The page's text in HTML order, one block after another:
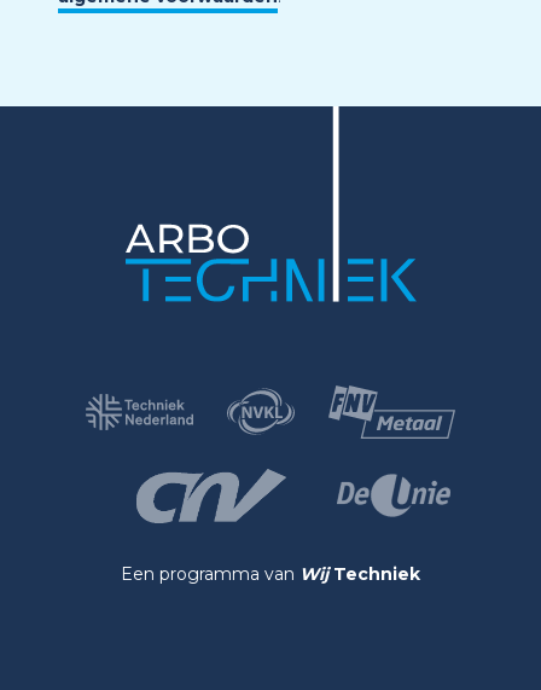
Een programma van Wij Techniek